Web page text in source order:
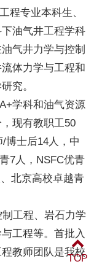
专业本科生、
油气井工程学科
气井力学与控制
体力学与工程和
究。
学科和油气资源
现有教职工50
博士后14人，中
7人，NSFC优青
北京高校卓越青
工程、岩石力学
工程等。首批入
教师团队是我校
TOP